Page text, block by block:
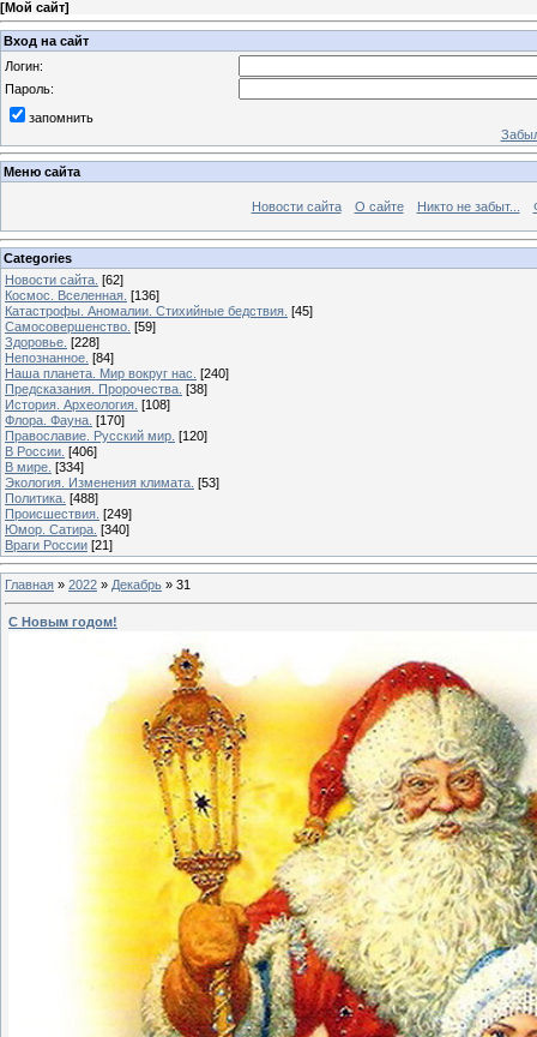
[Мой сайт]
Вход на сайт
Логин:
Пароль:
запомнить
Меню сайта
Новости сайта О сайте Никто не забыт...
Categories
Новости сайта. [62]
Космос. Вселенная. [136]
Катастрофы. Аномалии. Стихийные бедствия. [45]
Самосовершенство. [59]
Здоровье. [228]
Непознанное. [84]
Наша планета. Мир вокруг нас. [240]
Предсказания. Пророчества. [38]
История. Археология. [108]
Флора. Фауна. [170]
Православие. Русский мир. [120]
В России. [406]
В мире. [334]
Экология. Изменения климата. [53]
Политика. [488]
Происшествия. [249]
Юмор. Сатира. [340]
Враги России [21]
Главная » 2022 » Декабрь » 31
С Новым годом!